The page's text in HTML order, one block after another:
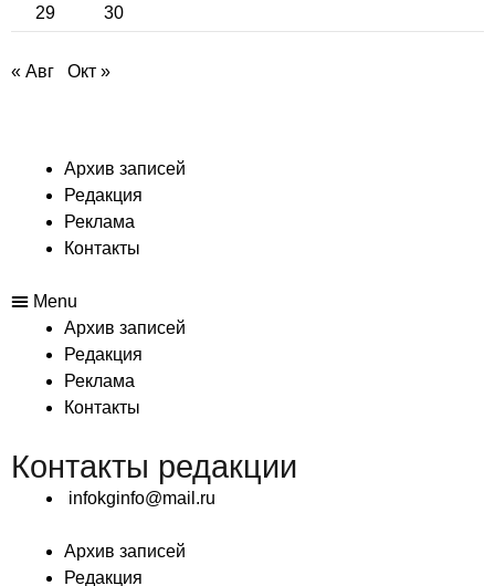
29
30
« Авг Окт »
Архив записей
Редакция
Реклама
Контакты
Menu
Архив записей
Редакция
Реклама
Контакты
Контакты редакции
infokginfo@mail.ru
Архив записей
Редакция